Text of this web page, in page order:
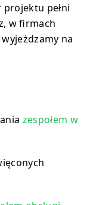
pełni
w firmach
na
zespołem w